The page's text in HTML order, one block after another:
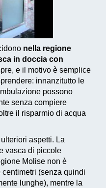
nella regione
in doccia con
e il motivo è semplice
innanzitutto le
possono
senza compiere
il risparmio di acqua
aspetti. La
vasca di piccole
Molise non è
(senza quindi
lunghe), mentre la